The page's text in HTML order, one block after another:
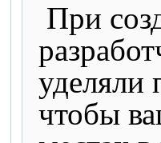
При
уделяли
чтобы